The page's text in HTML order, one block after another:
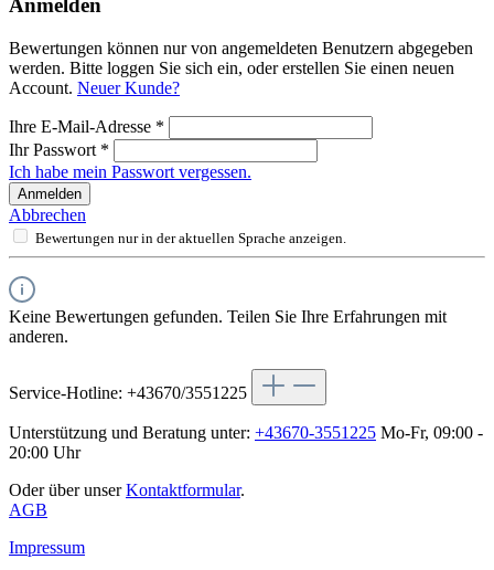
Anmelden
Bewertungen können nur von angemeldeten Benutzern abgegeben
werden. Bitte loggen Sie sich ein, oder erstellen Sie einen neuen
Account. Neuer Kunde?
Ihre E-Mail-Adresse *
Ihr Passwort *
Ich habe mein Passwort vergessen.
Anmelden
Abbrechen
Bewertungen nur in der aktuellen Sprache anzeigen.
Keine Bewertungen gefunden. Teilen Sie Ihre Erfahrungen mit
anderen.
Service-Hotline: +43670/3551225
Unterstützung und Beratung unter: +43670-3551225 Mo-Fr, 09:00 -
20:00 Uhr
Oder über unserKontaktformular.
AGB
Impressum